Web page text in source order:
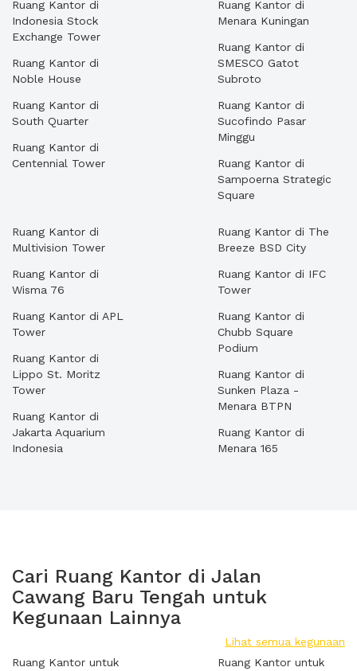
Ruang Kantor di
Indonesia Stock
Exchange Tower
Ruang Kantor di
Noble House
Ruang Kantor di
South Quarter
Ruang Kantor di
Centennial Tower
Ruang Kantor di
Menara Kuningan
Ruang Kantor di
SMESCO Gatot
Subroto
Ruang Kantor di
Sucofindo Pasar
Minggu
Ruang Kantor di
Sampoerna Strategic
Square
Ruang Kantor di
Multivision Tower
Ruang Kantor di
Wisma 76
Ruang Kantor di APL
Tower
Ruang Kantor di
Lippo St. Moritz
Tower
Ruang Kantor di
Jakarta Aquarium
Indonesia
Ruang Kantor di The
Breeze BSD City
Ruang Kantor di IFC
Tower
Ruang Kantor di
Chubb Square
Podium
Ruang Kantor di
Sunken Plaza -
Menara BTPN
Ruang Kantor di
Menara 165
Cari Ruang Kantor di Jalan
Cawang Baru Tengah untuk
Kegunaan Lainnya
Lihat semua kegunaan
Ruang Kantor untuk
Ruang Kantor untuk